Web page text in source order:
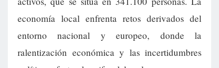
economía local enfrenta retos derivados del
entorno nacional y europeo, donde la
ralentización económica y las incertidumbres